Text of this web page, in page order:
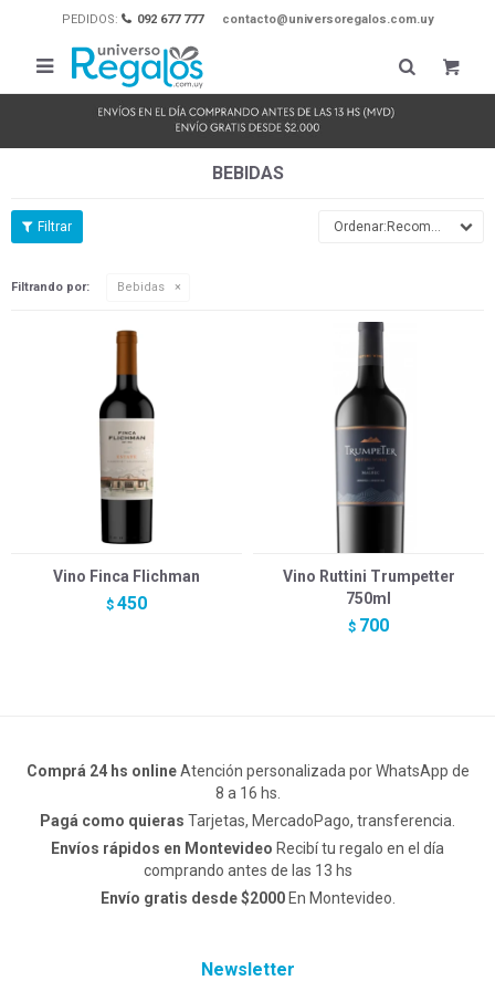
PEDIDOS: 092 677 777 contacto@universoregalos.com.uy

BEBIDAS
Recomendados
Filtrando por: Bebidas
Vino Finca Flichman
$ 450
Vino Ruttini Trumpetter
750ml
$ 700
Comprá 24 hs onlineAtención personalizada por WhatsApp de
8 a 16 hs.
Pagá como quieras Tarjetas, MercadoPago, transferencia.
Envíos rápidos en Montevideo Recibí tu regalo en el día
comprando antes de las 13 hs
Envío gratis desde $2000En Montevideo.
Newsletter